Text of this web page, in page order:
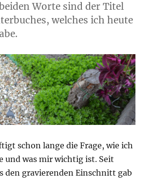
Worte sind der Titel
welches ich heute
schon lange die Frage, wie ich
und was mir wichtig ist. Seit
den gravierenden Einschnitt gab